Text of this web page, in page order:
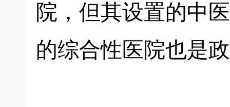
院，但其设置的中
的综合性医院也是